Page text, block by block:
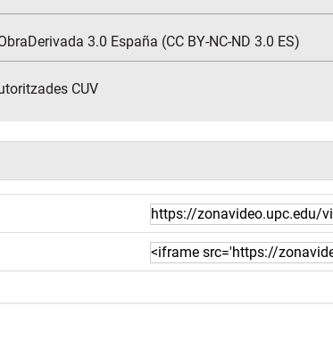
3.0 España (CC BY-NC-ND 3.0 ES)
CUV